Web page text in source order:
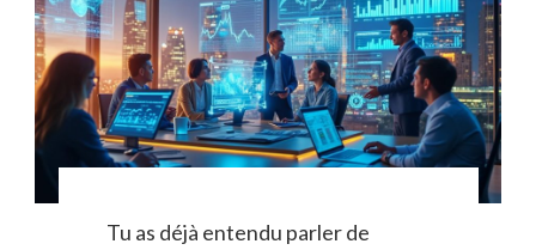
Tu as déjà entendu parler de